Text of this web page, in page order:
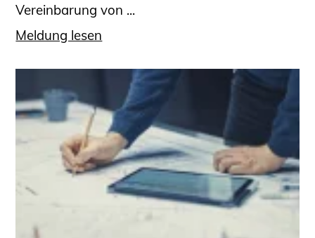
Vereinbarung von ...
Meldung lesen